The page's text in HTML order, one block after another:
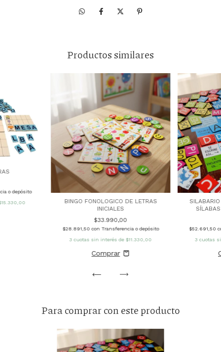
Productos similares
o depósito
BINGO FONOLOGICO DE LETRAS
INICIALES
$33.990,00
$28.891,50 con Transferencia o depósito
3 cuotas sin interés de $11.330,00
$52.691,50
3 cuotas
Para comprar con este producto